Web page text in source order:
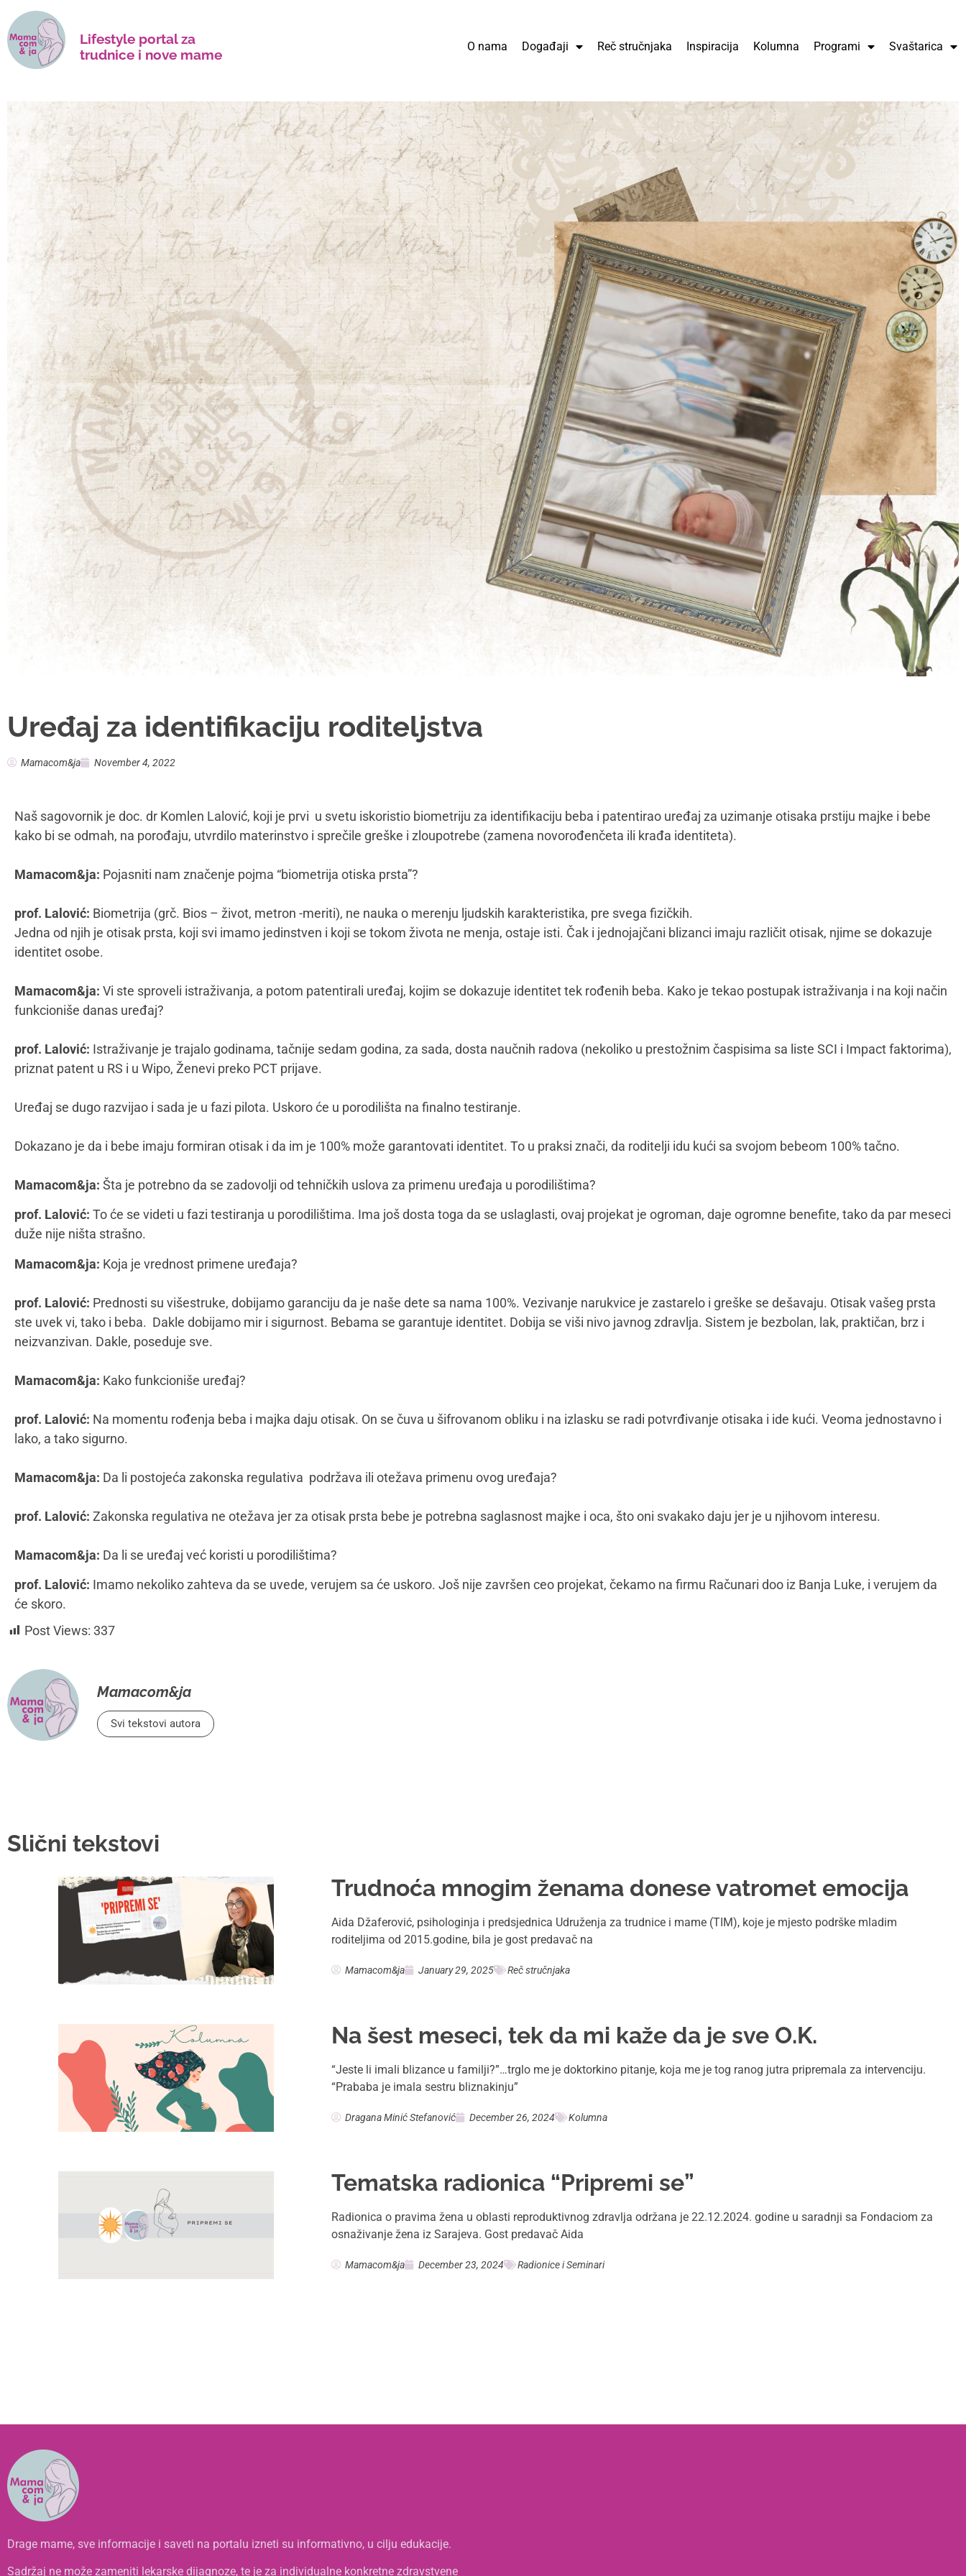
Lifestyle portal za
trudnice i nove mame
O nama Događaji Reč stručnjaka Inspiracija Kolumna Programi Svaštarica
Uređaj za identifikaciju roditeljstva
Mamacom&ja November 4, 2022
Naš sagovornik je doc. dr Komlen Lalović, koji je prvi u svetu iskoristio biometriju za identifikaciju beba i patentirao uređaj za uzimanje otisaka prstiju majke i bebe
kako bi se odmah, na porođaju, utvrdilo materinstvo i sprečile greške i zloupotrebe (zamena novorođenčeta ili krađa identiteta).
Mamacom&ja: Pojasniti nam značenje pojma “biometrija otiska prsta”?
prof. Lalović: Biometrija (grč. Bios – život, metron -meriti), ne nauka o merenju ljudskih karakteristika, pre svega fizičkih.
Jedna od njih je otisak prsta, koji svi imamo jedinstven i koji se tokom života ne menja, ostaje isti. Čak i jednojajčani blizanci imaju različit otisak, njime se dokazuje
identitet osobe.
Mamacom&ja: Vi ste sproveli istraživanja, a potom patentirali uređaj, kojim se dokazuje identitet tek rođenih beba. Kako je tekao postupak istraživanja i na koji način
funkcioniše danas uređaj?
prof. Lalović: Istraživanje je trajalo godinama, tačnije sedam godina, za sada, dosta naučnih radova (nekoliko u prestožnim časpisima sa liste SCI i Impact faktorima),
priznat patent u RS i u Wipo, Ženevi preko PCT prijave.
Uređaj se dugo razvijao i sada je u fazi pilota. Uskoro će u porodilišta na finalno testiranje.
Dokazano je da i bebe imaju formiran otisak i da im je 100% može garantovati identitet. To u praksi znači, da roditelji idu kući sa svojom bebeom 100% tačno.
Mamacom&ja: Šta je potrebno da se zadovolji od tehničkih uslova za primenu uređaja u porodilištima?
prof. Lalović: To će se videti u fazi testiranja u porodilištima. Ima još dosta toga da se uslaglasti, ovaj projekat je ogroman, daje ogromne benefite, tako da par meseci
duže nije ništa strašno.
Mamacom&ja: Koja je vrednost primene uređaja?
prof. Lalović: Prednosti su višestruke, dobijamo garanciju da je naše dete sa nama 100%. Vezivanje narukvice je zastarelo i greške se dešavaju. Otisak vašeg prsta
ste uvek vi, tako i beba. Dakle dobijamo mir i sigurnost. Bebama se garantuje identitet. Dobija se viši nivo javnog zdravlja. Sistem je bezbolan, lak, praktičan, brz i
neizvanzivan. Dakle, poseduje sve.
Mamacom&ja: Kako funkcioniše uređaj?
prof. Lalović: Na momentu rođenja beba i majka daju otisak. On se čuva u šifrovanom obliku i na izlasku se radi potvrđivanje otisaka i ide kući. Veoma jednostavno i
lako, a tako sigurno.
Mamacom&ja: Da li postojeća zakonska regulativa podržava ili otežava primenu ovog uređaja?
prof. Lalović: Zakonska regulativa ne otežava jer za otisak prsta bebe je potrebna saglasnost majke i oca, što oni svakako daju jer je u njihovom interesu.
Mamacom&ja: Da li se uređaj već koristi u porodilištima?
prof. Lalović: Imamo nekoliko zahteva da se uvede, verujem sa će uskoro. Još nije završen ceo projekat, čekamo na firmu Računari doo iz Banja Luke, i verujem da
će skoro.
Post Views: 337
Mamacom&ja
Svi tekstovi autora
Slični tekstovi
Trudnoća mnogim ženama donese vatromet emocija
Aida Džaferović, psihologinja i predsjednica Udruženja za trudnice i mame (TIM), koje je mjesto podrške mladim
roditeljima od 2015.godine, bila je gost predavač na
Mamacom&ja January 29, 2025 Reč stručnjaka
Na šest meseci, tek da mi kaže da je sve O.K.
“Jeste li imali blizance u familji?”…trglo me je doktorkino pitanje, koja me je tog ranog jutra pripremala za intervenciju.
“Prababa je imala sestru bliznakinju”
Dragana Minić Stefanović December 26, 2024 Kolumna
Tematska radionica “Pripremi se”
Radionica o pravima žena u oblasti reproduktivnog zdravlja održana je 22.12.2024. godine u saradnji sa Fondaciom za
osnaživanje žena iz Sarajeva. Gost predavač Aida
Mamacom&ja December 23, 2024 Radionice i Seminari
Drage mame, sve informacije i saveti na portalu izneti su informativno, u cilju edukacije.
Sadržaj ne može zameniti lekarske dijagnoze, te je za individualne konkretne zdravstvene